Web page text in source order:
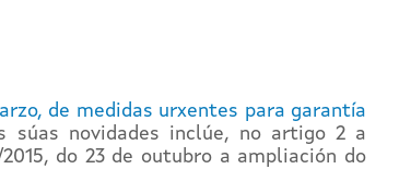
de medidas urxentes para garantía
súas novidades inclúe, no artigo 2 a
do 23 de outubro a ampliación do